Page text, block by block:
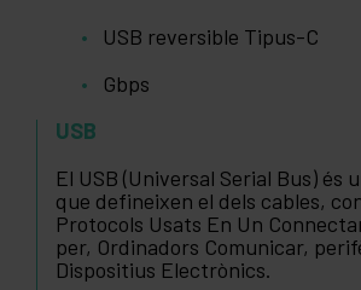
USB reversible Tipus-C
Gbps
USB
El USB (Universal Serial Bus) és
que defineixen el dels cables,
Protocols Usats En Un
per, Ordinadors Comunicar,
Dispositius Electrònics.